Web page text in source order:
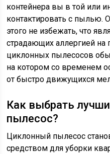
контейнера вы в той или
контактировать с пылью.
этого не избежать, что
страдающих аллергией на
циклонных пылесосов
на котором со временем
от быстро движущихся
Как выбрать
пылесос?
Циклонный пылесос
средством для уборки